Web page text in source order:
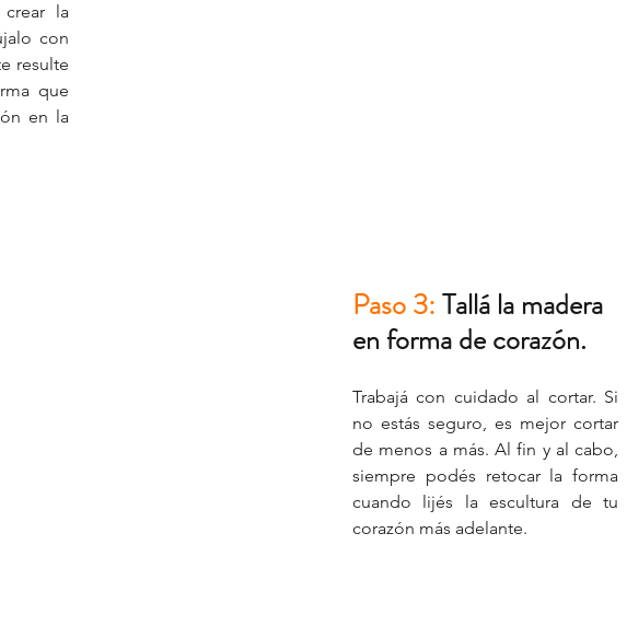
la
con
resulte
que
en la
Paso 3: Tallá la madera
en forma de corazón.
Trabajá con cuidado al cortar. Si
no estás seguro, es mejor cortar
de menos a más. Al fin y al cabo,
siempre podés retocar la forma
cuando lijés la escultura de tu
corazón más adelante.